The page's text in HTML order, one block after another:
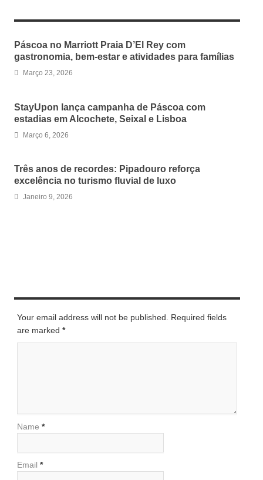
Páscoa no Marriott Praia D’El Rey com
gastronomia, bem-estar e atividades para famílias
Março 23, 2026
StayUpon lança campanha de Páscoa com
estadias em Alcochete, Seixal e Lisboa
Março 6, 2026
Três anos de recordes: Pipadouro reforça
excelência no turismo fluvial de luxo
Janeiro 9, 2026
Your email address will not be published. Required fields
are marked *
Name *
Email *